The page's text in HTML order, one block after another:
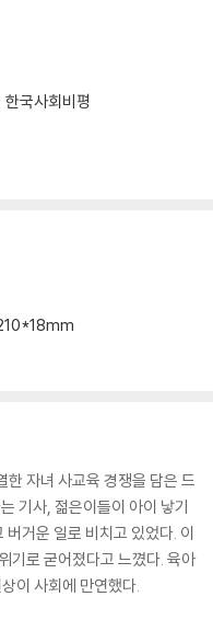
한국사회비평
자녀 사교육 경쟁을 담은 드
기사, 젊은이들이 아이 낳기
거운 일로 비치고 있었다. 이
기로 굳어졌다고 느꼈다. 육아
이 사회에 만연했다.